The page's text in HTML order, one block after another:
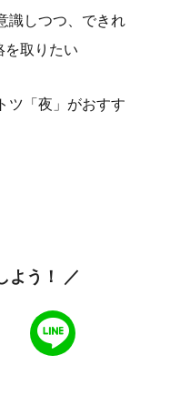
識しつつ、できれ
を取りたい
ツ「夜」がおすす
よう！ ／